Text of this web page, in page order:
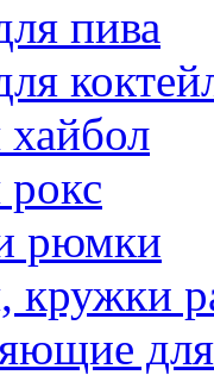
пива
рюмки
кружки